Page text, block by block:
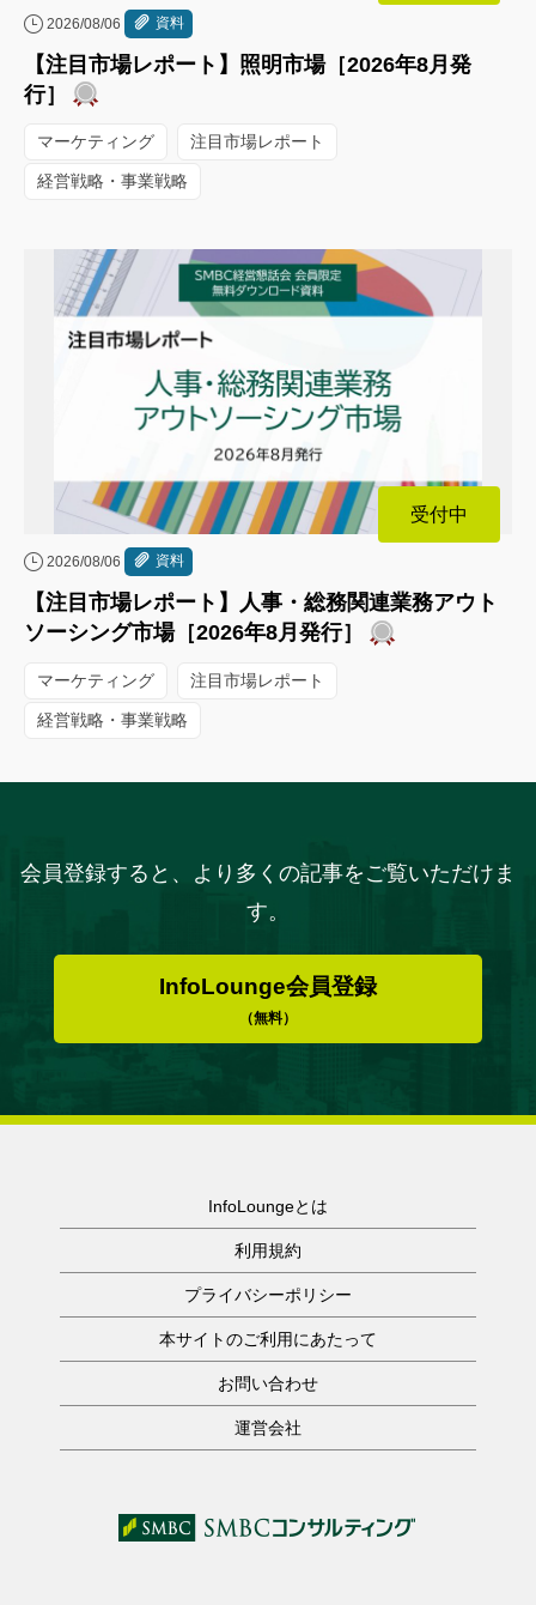
2026/08/06 資料
【注目市場レポート】照明市場［2026年8月発
行］
マーケティング 注目市場レポート
経営戦略・事業戦略
受付中
2026/08/06 資料
【注目市場レポート】人事・総務関連業務アウト
ソーシング市場［2026年8月発行］
マーケティング 注目市場レポート
経営戦略・事業戦略
会員登録すると、より多くの記事をご覧いただけま
す。
InfoLounge会員登録
（無料）
InfoLoungeとは
利用規約
プライバシーポリシー
本サイトのご利用にあたって
お問い合わせ
運営会社